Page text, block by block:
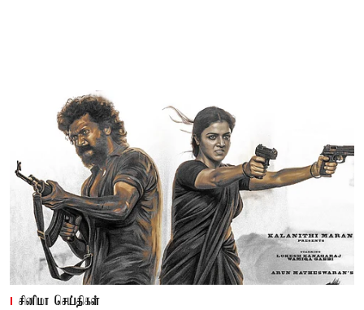
சினிமா செய்திகள்